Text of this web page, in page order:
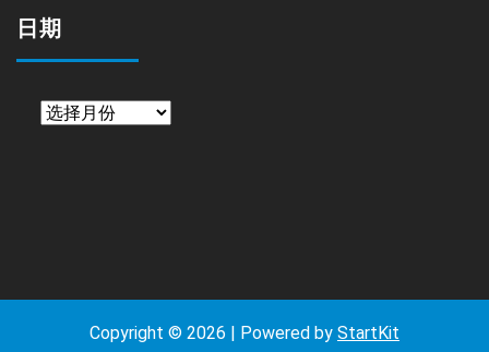
日期
Copyright © 2026 | Powered by StartKit